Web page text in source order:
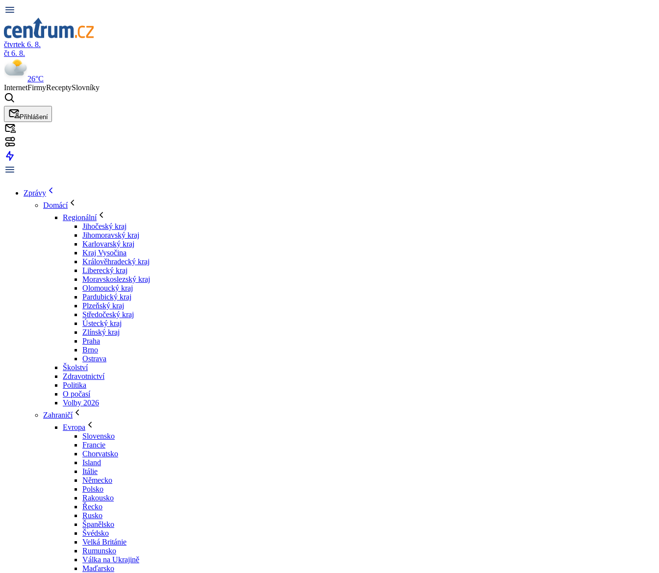
čtvrtek 6. 8.
čt 6. 8.
26°C
InternetFirmyReceptySlovníky
Přihlášení
Zprávy
Domácí
Regionální
Jihočeský kraj
Jihomoravský kraj
Karlovarský kraj
Kraj Vysočina
Králověhradecký kraj
Liberecký kraj
Moravskoslezský kraj
Olomoucký kraj
Pardubický kraj
Plzeňský kraj
Středočeský kraj
Ústecký kraj
Zlínský kraj
Praha
Brno
Ostrava
Školství
Zdravotnictví
Politika
O počasí
Volby 2026
Zahraničí
Evropa
Slovensko
Francie
Chorvatsko
Island
Itálie
Německo
Polsko
Rakousko
Řecko
Rusko
Španělsko
Švédsko
Velká Británie
Rumunsko
Válka na Ukrajině
Maďarsko